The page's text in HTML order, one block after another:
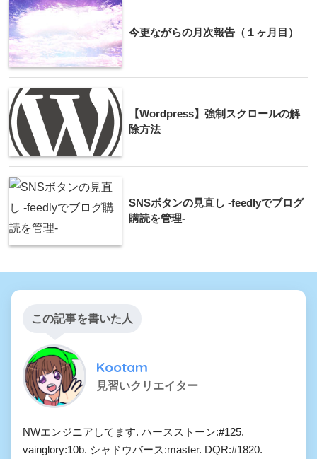
今更ながらの月次報告（１ヶ月目）
【Wordpress】強制スクロールの解
除方法
SNSボタンの見直し -feedlyでブログ
購読を管理-
この記事を書いた人
Kootam
見習いクリエイター
NWエンジニアしてます. ハースストーン:#125.
vainglory:10b. シャドウバース:master. DQR:#1820.